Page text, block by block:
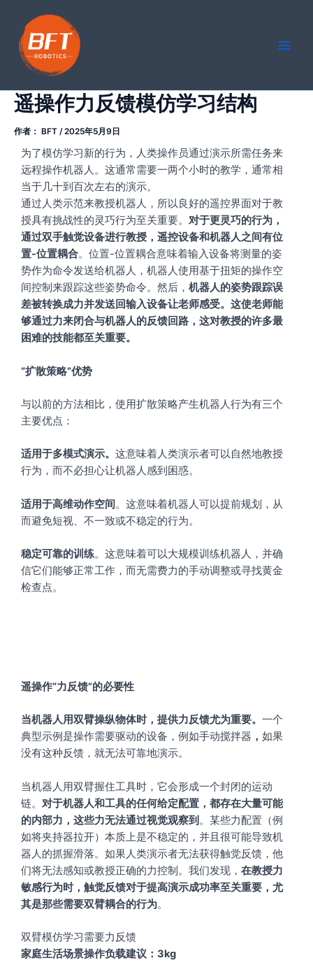
遥操作力反馈模仿学习结构​​
作者： BFT /2025年5月9日
为了模仿学习新的行为，人类操作员通过演示所需任务来
远程操作机器人。这通常需要一两个小时的教学，通常相
当于几十到百次左右的演示。
通过人类示范来教授机器人，所以良好的遥控界面对于教
授具有挑战性的灵巧行为至关重要。 对于更灵巧的行为，
通过双手触觉设备进行教授，遥控设备和机器人之间有位
置-位置耦合。位置-位置耦合意味着输入设备将测量的姿
势作为命令发送给机器人，机器人使用基于扭矩的操作空
间控制来跟踪这些姿势命令。然后， 机器人的姿势跟踪误
差被转换成力并发送回输入设备让老师感受。这使老师能
够通过力来闭合与机器人的反馈回路，这对教授的许多最
困难的技能都至关重要。
“扩散策略”优势
与以前的方法相比，使用扩散策略产生机器人行为有三个
主要优点：
适用于多模式演示。 这意味着人类演示者可以自然地教授
行为，而不必担心让机器人感到困惑。
适用于高维动作空间。这意味着机器人可以提前规划，从
而避免短视、不一致或不稳定的行为。
稳定可靠的训练。这意味着可以大规模训练机器人，并确
信它们能够正常工作，而无需费力的手动调整或寻找黄金
检查点。
遥操作“力反馈”的必要性
当机器人用双臂操纵物体时，提供力反馈尤为重要。 一个
典型示例是操作需要驱动的设备，例如手动搅拌器 ， 如果
没有这种反馈，就无法可靠地演示。
当机器人用双臂握住工具时，它会形成一个封闭的运动
链。 对于机器人和工具的任何给定配置，都存在大量可能
的内部力，这些力无法通过视觉观察到 。某些力配置（例
如将夹持器拉开）本质上是不稳定的，并且很可能导致机
器人的抓握滑落。如果人类演示者无法获得触觉反馈，他
们将无法感知或教授正确的力控制。我们发现， 在教授力
敏感行为时，触觉反馈对于提高演示成功率至关重要，尤
其是那些需要双臂耦合的行为。
双臂模仿学习需要力反馈
家庭生活场景操作负载建议：3kg